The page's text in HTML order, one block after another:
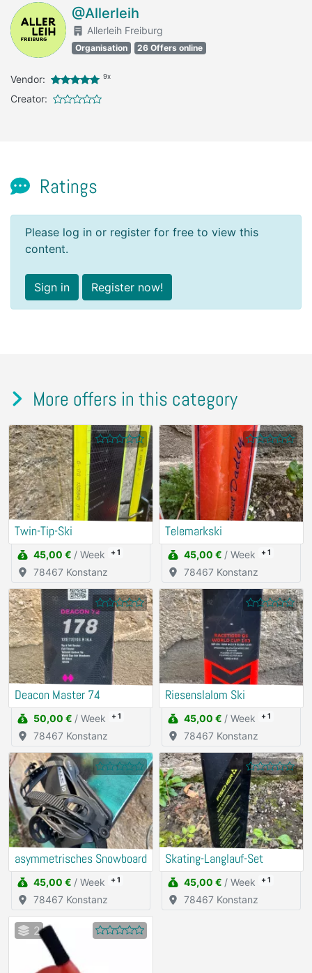
@Allerleih
Allerleih Freiburg
Organisation 26 Offers online
Vendor: 9x
Creator:
Ratings
Please log in or register for free to view this
content.
Sign in Register now!
More offers in this category
Twin-Tip-Ski
45,00 € / Week + 1
78467 Konstanz
Telemarkski
45,00 € / Week + 1
78467 Konstanz
Deacon Master 74
50,00 € / Week + 1
78467 Konstanz
Riesenslalom Ski
45,00 € / Week + 1
78467 Konstanz
asymmetrisches Snowboard
45,00 € / Week + 1
78467 Konstanz
Skating-Langlauf-Set
45,00 € / Week + 1
78467 Konstanz
2